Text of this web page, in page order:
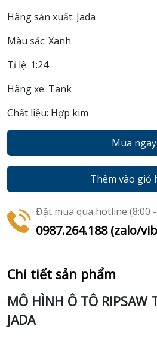
Hãng sản xuất: Jada
Màu sắc: Xanh
Tỉ lệ: 1:24
Hãng xe: Tank
Chất liệu: Hợp kim
Mua ngay
Thêm vào giỏ
Đặt mua qua hotline (8:00 -
0987.264.188 (zalo/
Chi tiết sản phẩm
MÔ HÌNH Ô TÔ RIPSAW
JADA